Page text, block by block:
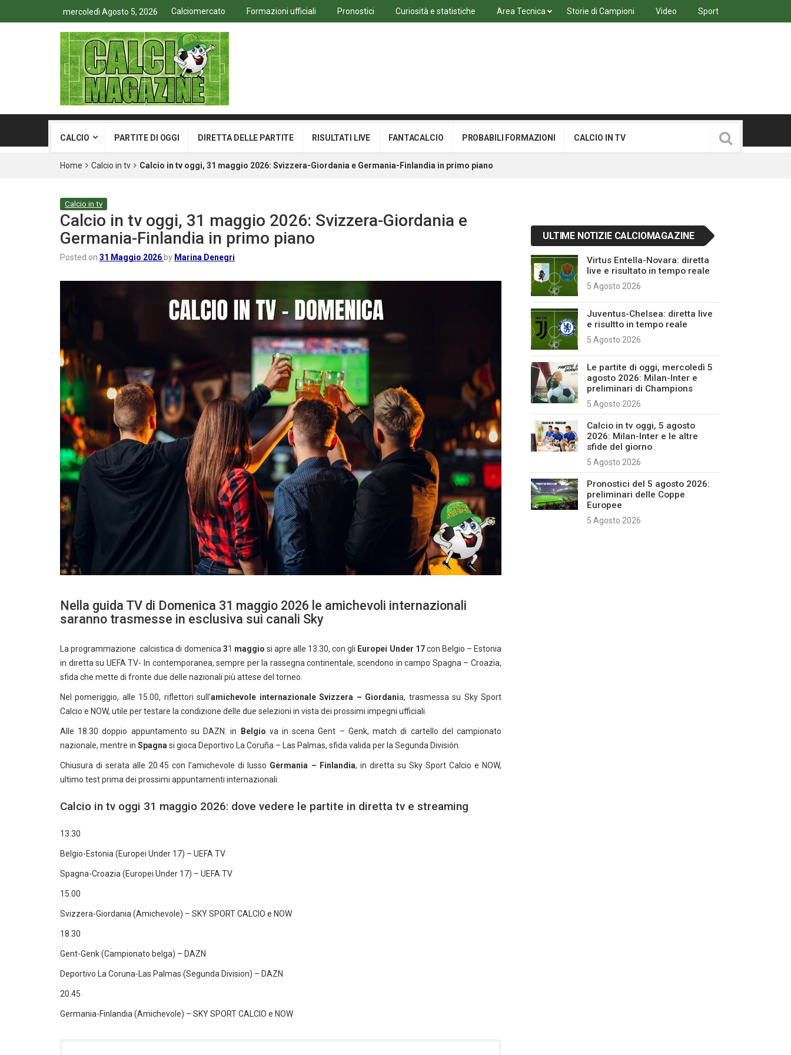
mercoledì Agosto 5, 2026 Calciomercato Formazioni ufficiali Pronostici Curiosità e statistiche Area Tecnica Storie di Campioni Video Sport
CALCIO PARTITE DI OGGI DIRETTA DELLE PARTITE RISULTATI LIVE FANTACALCIO PROBABILI FORMAZIONI CALCIO IN TV
Home Calcio in tv Calcio in tv oggi, 31 maggio 2026: Svizzera-Giordania e Germania-Finlandia in primo piano
Calcio in tv
Calcio in tv oggi, 31 maggio 2026: Svizzera-Giordania e
Germania-Finlandia in primo piano
Posted on 31 Maggio 2026 by Marina Denegri
Nella guida TV di Domenica 31 maggio 2026 le amichevoli internazionali
saranno trasmesse in esclusiva sui canali Sky
La programmazione calcistica di domenica 31 maggio si apre alle 13.30, con gli Europei Under 17con Belgio – Estonia
in diretta su UEFA TV- In contemporanea, sempre per la rassegna continentale, scendono in campo Spagna – Croazia,
sfida che mette di fronte due delle nazionali più attese del torneo.
Nel pomeriggio, alle 15.00, riflettori sull’amichevole internazionale Svizzera – Giordania, trasmessa su Sky Sport
Calcio e NOW, utile per testare la condizione delle due selezioni in vista dei prossimi impegni ufficiali.
Alle 18.30 doppio appuntamento su DAZN: in Belgio va in scena Gent – Genk, match di cartello del campionato
nazionale, mentre in Spagna si gioca Deportivo La Coruña – Las Palmas, sfida valida per la Segunda División.
Chiusura di serata alle 20.45 con l’amichevole di lusso Germania – Finlandia, in diretta su Sky Sport Calcio e NOW,
ultimo test prima dei prossimi appuntamenti internazionali.
Calcio in tv oggi 31 maggio 2026: dove vedere le partite in diretta tv e streaming
13.30
Belgio-Estonia (Europei Under 17) – UEFA TV
Spagna-Croazia (Europei Under 17) – UEFA TV
15.00
Svizzera-Giordania (Amichevole) – SKY SPORT CALCIO e NOW
18.30
Gent-Genk (Campionato belga) – DAZN
Deportivo La Coruna-Las Palmas (Segunda Division) – DAZN
20.45
Germania-Finlandia (Amichevole) – SKY SPORT CALCIO e NOW
ULTIME NOTIZIE CALCIOMAGAZINE
Virtus Entella-Novara: diretta
live e risultato in tempo reale
5 Agosto 2026
Juventus-Chelsea: diretta live
e risultto in tempo reale
5 Agosto 2026
Le partite di oggi, mercoledì 5
agosto 2026: Milan-Inter e
preliminari di Champions
5 Agosto 2026
Calcio in tv oggi, 5 agosto
2026: Milan-Inter e le altre
sfide del giorno
5 Agosto 2026
Pronostici del 5 agosto 2026:
preliminari delle Coppe
Europee
5 Agosto 2026